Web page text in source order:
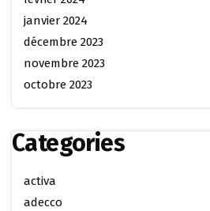
janvier 2024
décembre 2023
novembre 2023
octobre 2023
Categories
activa
adecco